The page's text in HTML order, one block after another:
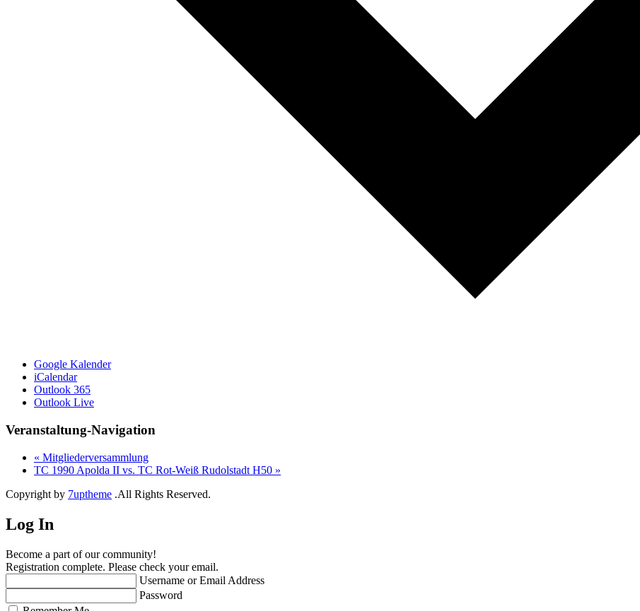
Google Kalender
iCalendar
Outlook 365
Outlook Live
Veranstaltung-Navigation
« Mitgliederversammlung
TC 1990 Apolda II vs. TC Rot-Weiß Rudolstadt H50 »
Copyright by 7uptheme .All Rights Reserved.
Log In
Become a part of our community!
Registration complete. Please check your email.
Username or Email Address
Password